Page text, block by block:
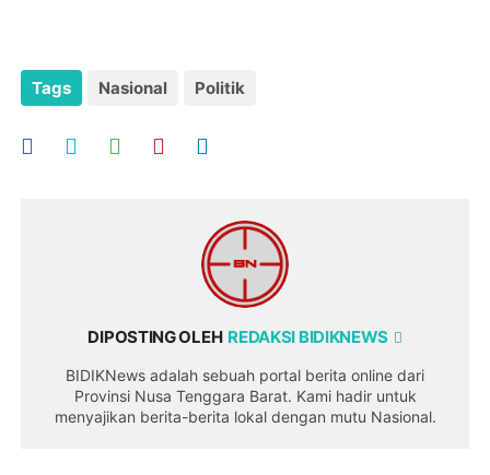
Tags Nasional Politik
DIPOSTING OLEH REDAKSI BIDIKNEWS
BIDIKNews adalah sebuah portal berita online dari
Provinsi Nusa Tenggara Barat. Kami hadir untuk
menyajikan berita-berita lokal dengan mutu Nasional.